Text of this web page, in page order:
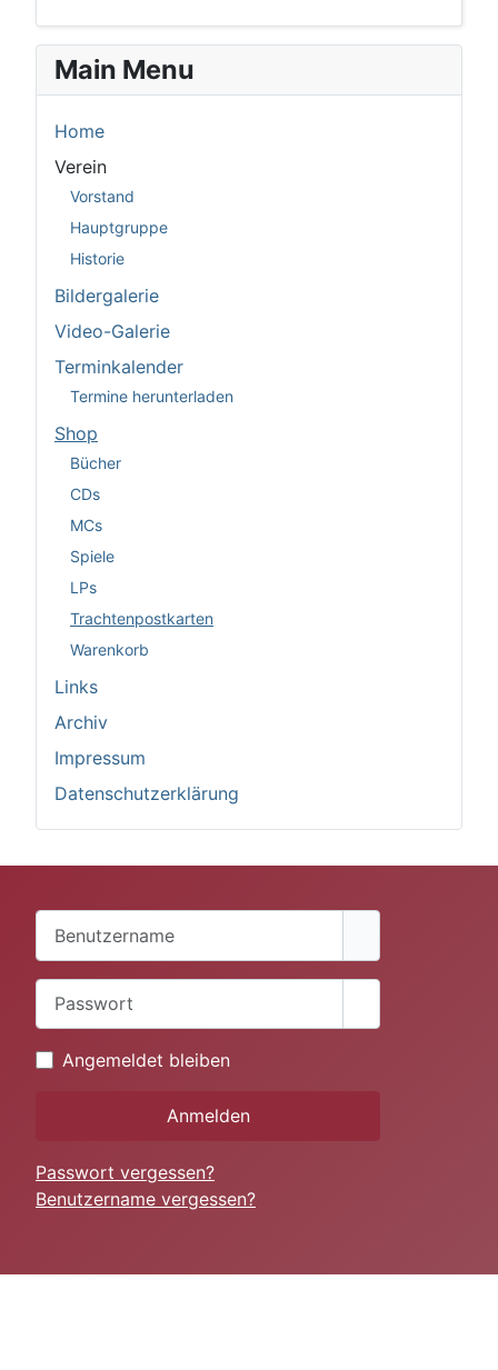
Main Menu
Home
Verein
Vorstand
Hauptgruppe
Historie
Bildergalerie
Video-Galerie
Terminkalender
Termine herunterladen
Shop
Bücher
CDs
MCs
Spiele
LPs
Trachtenpostkarten
Warenkorb
Links
Archiv
Impressum
Datenschutzerklärung
Passwort
Angemeldet bleiben
Anmelden
Passwort vergessen?
Benutzername vergessen?